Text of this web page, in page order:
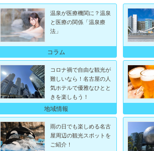
温泉が医療機関に？温泉
と医療の関係「温泉療
法」
コラム
コロナ禍で自由な観光が
難しいなら！名古屋の人
気ホテルで優雅なひとと
きを楽しもう！
地域情報
雨の日でも楽しめる名古
屋周辺の観光スポットを
ご紹介！